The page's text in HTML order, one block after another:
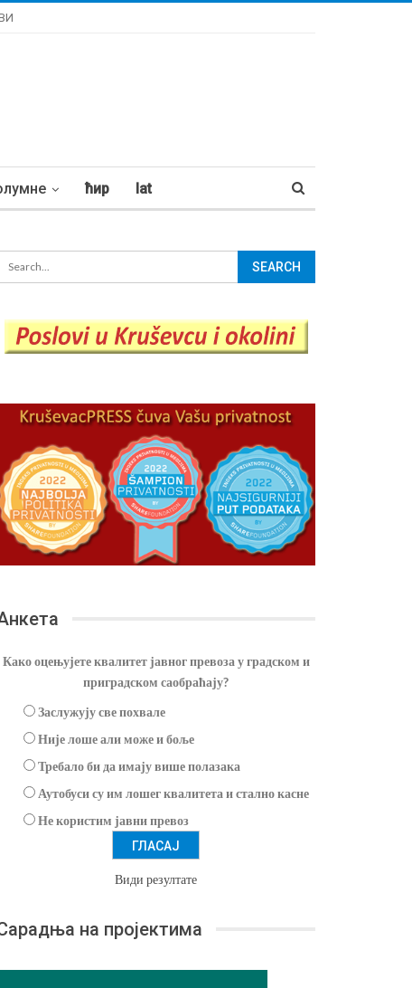
ћир lat
Како оцењујете квалитет јавног превоза у градском и
приградском саобраћају?
Заслужују све похвале
Није лоше али може и боље
Требало би да имају више полазака
Аутобуси су им лошег квалитета и стално касне
Не користим јавни превоз
Види резултате
на пројектима